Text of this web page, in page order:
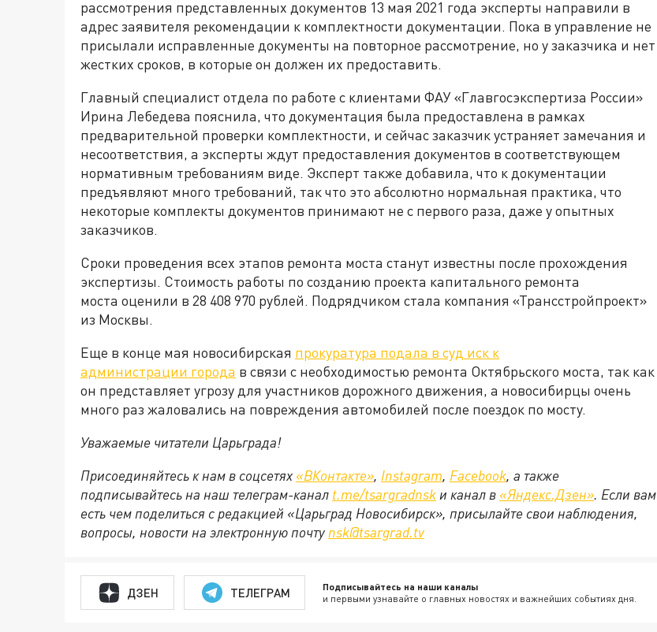
рассмотрения представленных документов 13 мая 2021 года эксперты направили в
адрес заявителя рекомендации к комплектности документации. Пока в управление не
присылали исправленные документы на повторное рассмотрение, но у заказчика и нет
жестких сроков, в которые он должен их предоставить.
Главный специалист отдела по работе с клиентами ФАУ «Главгосэкспертиза России»
Ирина Лебедева пояснила, что документация была предоставлена в рамках
предварительной проверки комплектности, и сейчас заказчик устраняет замечания и
несоответствия, а эксперты ждут предоставления документов в соответствующем
нормативным требованиям виде. Эксперт также добавила, что к документации
предъявляют много требований, так что это абсолютно нормальная практика, что
некоторые комплекты документов принимают не с первого раза, даже у опытных
заказчиков.
Сроки проведения всех этапов ремонта моста станут известны после прохождения
экспертизы. Стоимость работы по созданию проекта капитального ремонта
моста оценили в 28 408 970 рублей. Подрядчиком стала компания «Трансстройпроект»
из Москвы.
Еще в конце мая новосибирская прокуратура подала в суд иск к
администрации города в связи с необходимостью ремонта Октябрьского моста, так как
он представляет угрозу для участников дорожного движения, а новосибирцы очень
много раз жаловались на повреждения автомобилей после поездок по мосту.
Уважаемые читатели Царьграда!
Присоединяйтесь к нам в соцсетях «ВКонтакте», Instagram, Facebook, а также
подписывайтесь на наш телеграм-канал t.me/tsargradnsk и канал в «Яндекс.Дзен». Если вам
есть чем поделиться с редакцией «Царьград Новосибирск», присылайте свои наблюдения,
вопросы, новости на электронную почту nsk@tsargrad.tv
ДЗЕН ТЕЛЕГРАМ Подписывайтесь на наши каналы
и первыми узнавайте о главных новостях и важнейших событиях дня.